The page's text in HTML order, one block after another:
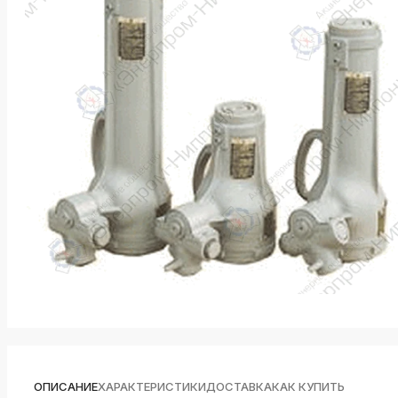
k
ksldkfjsdlfkjsls;ldfkgjsdl;kfkфыва
ksldkfjsdlfkjsls;ldfkgjsdl;kfkфыва
ksldkfjsdlfkjsls;ldfkgjsdl;kfkфыва
ksldkfjsdlfkjsls;ldfkgjsdl;kfkфыва
k
ksldkfjsdlfkjsls;ldfkgjsdl;kfkфыва
ksldkfjsdlfkjsls;ldfkgjsdl;kfkфыва
ОПИСАНИЕХАРАКТЕРИСТИКИДОСТАВКАКАК КУПИТЬ